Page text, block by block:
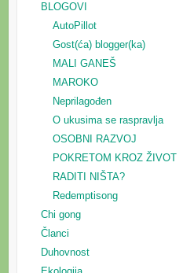
BLOGOVI
AutoPillot
Gost(ća) blogger(ka)
MALI GANEŠ
MAROKO
Neprilagođen
O ukusima se raspravlja
OSOBNI RAZVOJ
POKRETOM KROZ ŽIVOT
RADITI NIŠTA?
Redemptisong
Chi gong
Članci
Duhovnost